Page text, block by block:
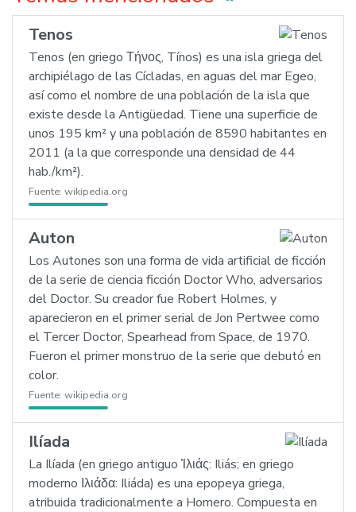
Tenos
Tenos (en griego Τήνος, Tínos) es una isla griega del
archipiélago de las Cícladas, en aguas del mar Egeo,
así como el nombre de una población de la isla que
existe desde la Antigüedad. Tiene una superficie de
unos 195 km² y una población de 8590 habitantes en
2011 (a la que corresponde una densidad de 44
hab./km²).
Fuente: wikipedia.org
Auton
Los Autones son una forma de vida artificial de ficción
de la serie de ciencia ficción Doctor Who, adversarios
del Doctor. Su creador fue Robert Holmes, y
aparecieron en el primer serial de Jon Pertwee como
el Tercer Doctor, Spearhead from Space, de 1970.
Fueron el primer monstruo de la serie que debutó en
color.
Fuente: wikipedia.org
Ilíada
La Ilíada (en griego antiguo Ἰλιάς: Iliás; en griego
moderno Ιλιάδα: Iliáda) es una epopeya griega,
atribuida tradicionalmente a Homero. Compuesta en